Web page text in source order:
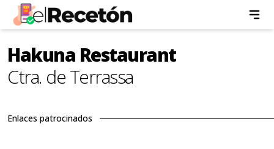
Hakuna Restaurant
Ctra. de Terrassa
Enlaces patrocinados